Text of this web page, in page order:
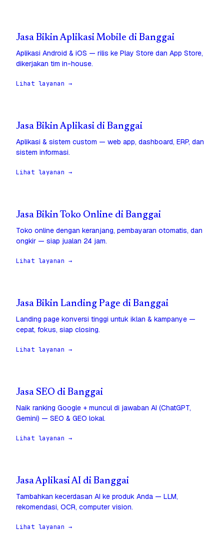
Jasa Bikin Aplikasi Mobile di Banggai
Aplikasi Android & iOS — rilis ke Play Store dan App Store,
dikerjakan tim in-house.
Lihat layanan →
Jasa Bikin Aplikasi di Banggai
Aplikasi & sistem custom — web app, dashboard, ERP, dan
sistem informasi.
Lihat layanan →
Jasa Bikin Toko Online di Banggai
Toko online dengan keranjang, pembayaran otomatis, dan
ongkir — siap jualan 24 jam.
Lihat layanan →
Jasa Bikin Landing Page di Banggai
Landing page konversi tinggi untuk iklan & kampanye —
cepat, fokus, siap closing.
Lihat layanan →
Jasa SEO di Banggai
Naik ranking Google + muncul di jawaban AI (ChatGPT,
Gemini) — SEO & GEO lokal.
Lihat layanan →
Jasa Aplikasi AI di Banggai
Tambahkan kecerdasan AI ke produk Anda — LLM,
rekomendasi, OCR, computer vision.
Lihat layanan →